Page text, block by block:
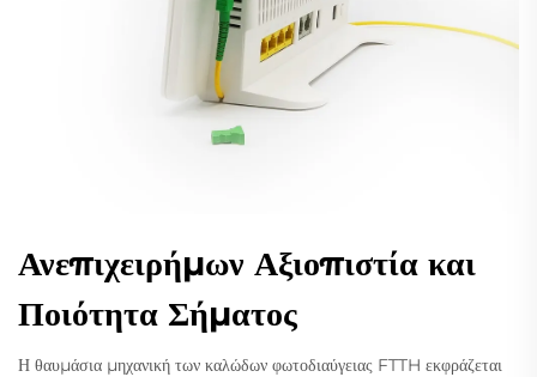
Ανεπιχειρήμων Αξιοπιστία και
Ποιότητα Σήματος
Η θαυμάσια μηχανική των καλώδων φωτοδιαύγειας FTTH εκφράζεται